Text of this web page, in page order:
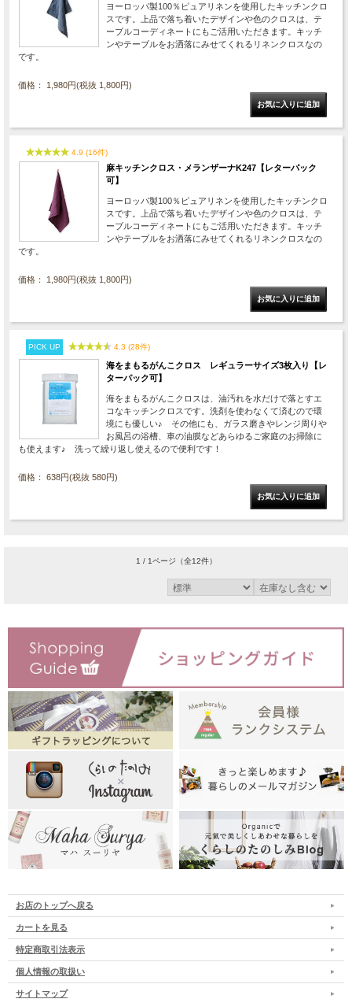
ヨーロッパ製100％ピュアリネンを使用したキッチンクロ
スです。上品で落ち着いたデザインや色のクロスは、テ
ーブルコーディネートにもご活用いただきます。キッチ
ンやテーブルをお洒落にみせてくれるリネンクロスなの
です。
価格： 1,980円(税抜 1,800円)
4.9 (16件)
麻キッチンクロス・メランザーナK247【レターパック
可】
ヨーロッパ製100％ピュアリネンを使用したキッチンクロ
スです。上品で落ち着いたデザインや色のクロスは、テ
ーブルコーディネートにもご活用いただきます。キッチ
ンやテーブルをお洒落にみせてくれるリネンクロスなの
です。
価格： 1,980円(税抜 1,800円)
PICK UP 4.3 (28件)
海をまもるがんこクロス レギュラーサイズ3枚入り【レ
ターパック可】
海をまもるがんこクロスは、油汚れを水だけで落とすエ
コなキッチンクロスです。洗剤を使わなくて済むので環
境にも優しい♪ その他にも、ガラス磨きやレンジ周りや
お風呂の浴槽、車の油膜などあらゆるご家庭のお掃除に
も使えます♪ 洗って繰り返し使えるので便利です！
価格： 638円(税抜 580円)
1 / 1ページ （全12件）
お店のトップへ戻る
カートを見る
特定商取引法表示
個人情報の取扱い
サイトマップ